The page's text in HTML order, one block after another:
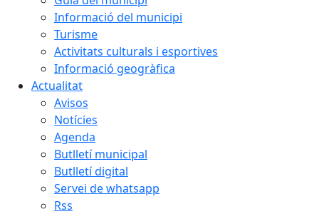
Informació del municipi
Turisme
Activitats culturals i esportives
Informació geogràfica
Actualitat
Avisos
Notícies
Agenda
Butlletí municipal
Butlletí digital
Servei de whatsapp
Rss